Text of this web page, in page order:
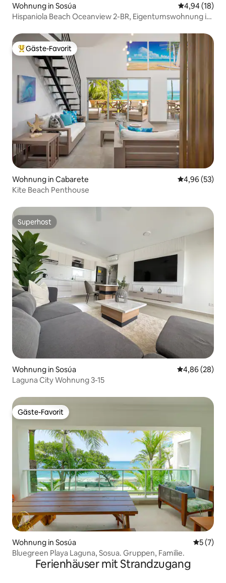
Wohnung in Sosúa
4,94 (18)
Hispaniola Beach Oceanview 2-BR, Eigentumswohnung im
Beliebter Gäste-Favorit.
Gäste-Favorit
Wohnung in Cabarete
4,96 (53)
Kite Beach Penthouse
Superhost
Superhost
Wohnung in Sosúa
4,86 (28)
Laguna City Wohnung 3-15
Gäste-Favorit
Gäste-Favorit
Wohnung in Sosúa
5 (7)
Bluegreen Playa Laguna, Sosua. Gruppen, Familie.
Ferienhäuser mit Strandzugang